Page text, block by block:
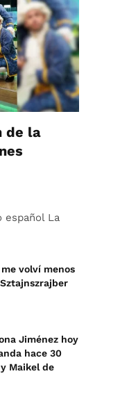
de la
español La
volví menos
Jiménez hoy
hace 30
Maikel de